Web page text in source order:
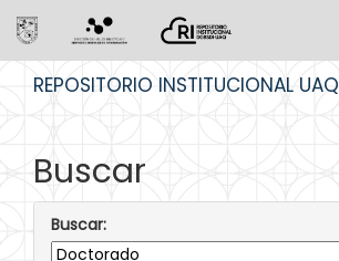
REPOSITORIO INSTITUCIONAL UAQ
Buscar
Buscar: